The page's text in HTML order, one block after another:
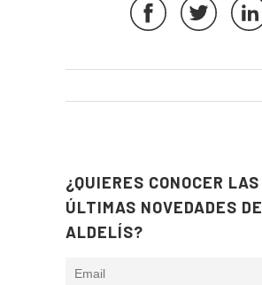
¿QUIERES CONOCER LAS
ÚLTIMAS NOVEDADES DE
ALDELÍS?